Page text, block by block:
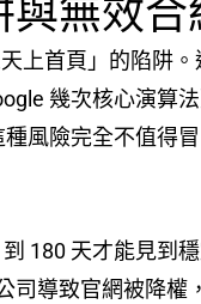
與無效合
上首頁」的陷阱。
幾次核心演算
風險完全不值得冒
180 天才能見到
導致官網被降權